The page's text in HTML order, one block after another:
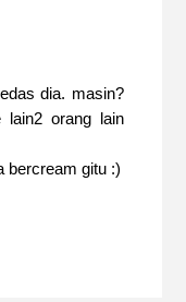
dia. masin?
orang lain
bercream gitu :)